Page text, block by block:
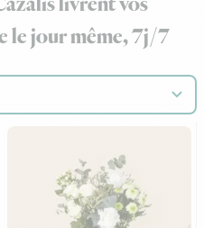
le jour même, 7j/7